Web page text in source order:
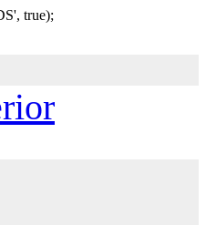
true);